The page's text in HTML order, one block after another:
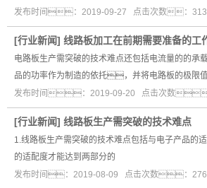
发布时间：2019-09-27 点击次数：313
[行业新闻] 线路板加工在前期需要准备的工
电路板生产需突破的技术难点还包括电流量的
品的功率作为制造的依托，并将电路板的极
发布时间：2019-09-20 点击次数
[行业新闻] 线路板生产需突破的技术难点
1.线路板生产需突破的技术难点包括与电子产
的适配度才能达到两部分的
发布时间：2019-08-09 点击次数：276